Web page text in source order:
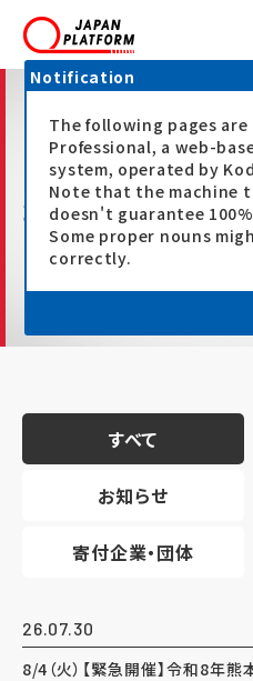
最新情報
すべて
お知らせ
寄付企業・団体
26.07.30
8/4（火）【緊急開催】令和8年
Notification
The following pages are
Professional, a web-
system, operated by
Note that the machine
doesn't guarantee
Some proper nouns
correctly.